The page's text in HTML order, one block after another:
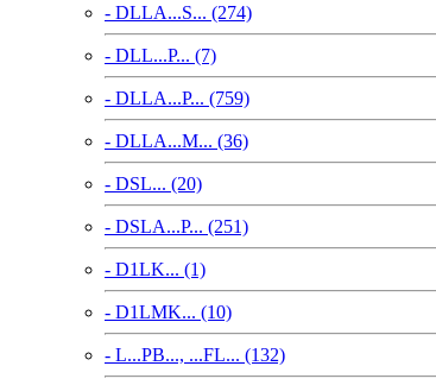
- DLLA...S... (274)
- DLL...P... (7)
- DLLA...P... (759)
- DLLA...M... (36)
- DSL... (20)
- DSLA...P... (251)
- D1LK... (1)
- D1LMK... (10)
- L...PB..., ...FL... (132)